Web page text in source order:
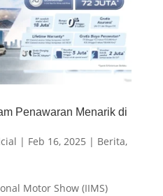
Penawaran Menarik di
| Feb 16, 2025 | Berita,
Motor Show (IIMS)